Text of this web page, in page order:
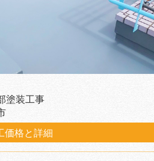
塗装工事
価格と詳細